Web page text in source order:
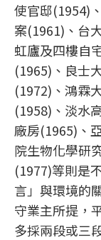
使官邸(1954)
案(1961)、台
虹廬及四樓自
(1965)、良士
(1972)、鴻霖
(1958)、淡水
廠房(1965)、
院生物化學研
(1977)等則是
言」與環境的
守業主所提，
多採兩段或三